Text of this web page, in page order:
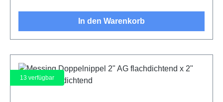
In den Warenkorb
13 verfügbar